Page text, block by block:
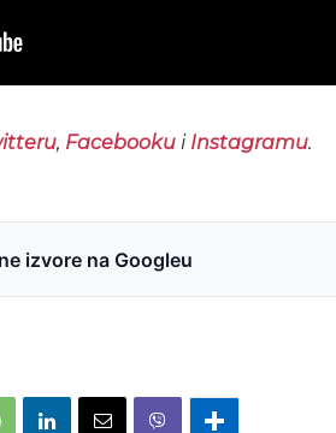
, Facebookui Instagramu.
izvore na Googleu